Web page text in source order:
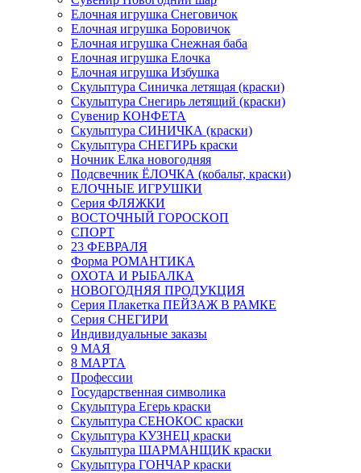
Елочная игрушка Снеговичок
Елочная игрушка Боровичок
Елочная игрушка Снежная баба
Елочная игрушка Елочка
Елочная игрушка Избушка
Скульптура Синичка летящая (краски)
Скульптура Снегирь летящий (краски)
Сувенир КОНФЕТА
Скульптура СИНИЧКА (краски)
Скульптура СНЕГИРЬ краски
Ночник Елка новогодняя
Подсвечник ЁЛОЧКА (кобальт, краски)
ЕЛОЧНЫЕ ИГРУШКИ
Серия ФЛЯЖКИ
ВОСТОЧНЫЙ ГОРОСКОП
СПОРТ
23 ФЕВРАЛЯ
Форма РОМАНТИКА
ОХОТА И РЫБАЛКА
НОВОГОДНЯЯ ПРОДУКЦИЯ
Серия Плакетка ПЕЙЗАЖ В РАМКЕ
Серия СНЕГИРИ
Индивидуальные заказы
9 МАЯ
8 МАРТА
Профессии
Государственная символика
Скульптура Егерь краски
Скульптура СЕНОКОС краски
Скульптура КУЗНЕЦ краски
Скульптура ШАРМАНЩИК краски
Скульптура ГОНЧАР краски